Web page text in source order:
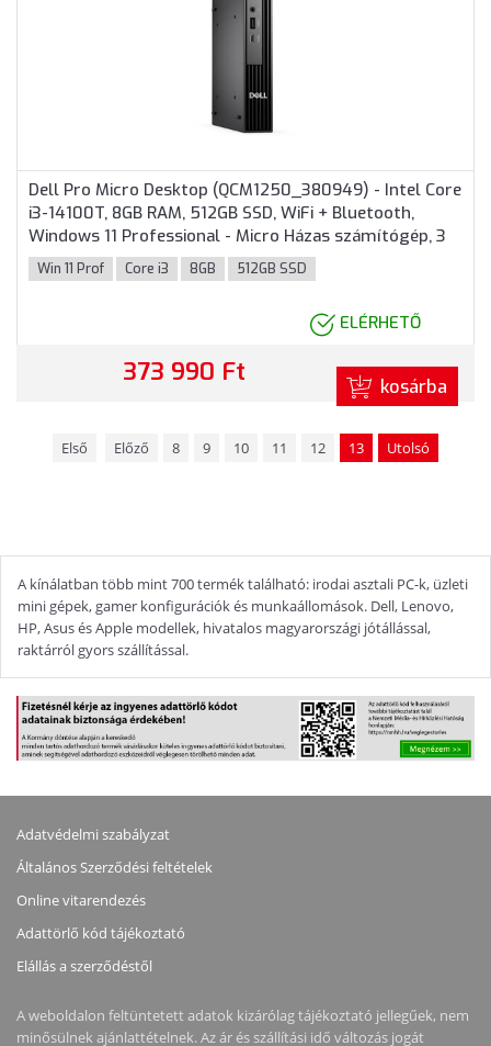
Dell Pro Micro Desktop (QCM1250_380949) - Intel Core
i3-14100T, 8GB RAM, 512GB SSD, WiFi + Bluetooth,
Windows 11 Professional - Micro Házas számítógép, 3
év helyszíni garancia
Win 11 Prof Core i3 8GB 512GB SSD
ELÉRHETŐ
373 990 Ft kosárba
Első Előző 8 9 10 11 12 13 Utolsó
A kínálatban több mint 700 termék található: irodai asztali PC-k, üzleti
mini gépek, gamer konfigurációk és munkaállomások. Dell, Lenovo,
HP, Asus és Apple modellek, hivatalos magyarországi jótállással,
raktárról gyors szállítással.
Adatvédelmi szabályzat
Általános Szerződési feltételek
Online vitarendezés
Adattörlő kód tájékoztató
Elállás a szerződéstől
A weboldalon feltüntetett adatok kizárólag tájékoztató jellegűek, nem
minősülnek ajánlattételnek. Az ár és szállítási idő változás jogát